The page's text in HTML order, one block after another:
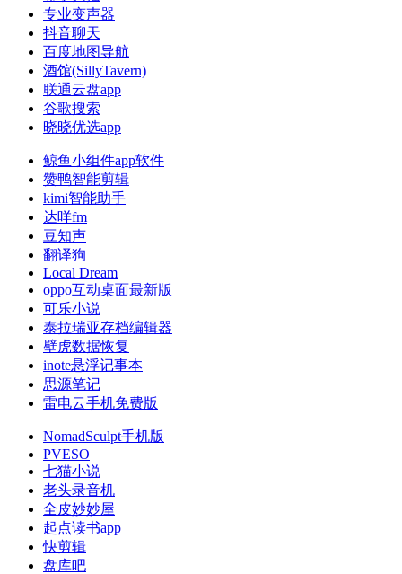
专业变声器
抖音聊天
百度地图导航
酒馆(SillyTavern)
联通云盘app
谷歌搜索
晓晓优选app
鲸鱼小组件app软件
赞鸭智能剪辑
kimi智能助手
达咩fm
豆知声
翻译狗
Local Dream
oppo互动桌面最新版
可乐小说
泰拉瑞亚存档编辑器
壁虎数据恢复
inote悬浮记事本
思源笔记
雷电云手机免费版
NomadSculpt手机版
PVESO
七猫小说
老头录音机
全皮妙妙屋
起点读书app
快剪辑
盘库吧